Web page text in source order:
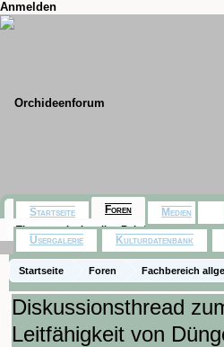
Anmelden
Startseite Foren Fachbereich
Diskussionsthread
Leitfähigkeit von
Startseite Foren
Themen mit aktuellen Beiträgen
Medien
Usergalerie Kulturdatenbank